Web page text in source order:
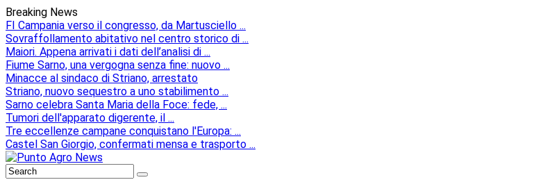
Breaking News
FI Campania verso il congresso, da Martusciello ...
Sovraffollamento abitativo nel centro storico di ...
Maiori. Appena arrivati i dati dell’analisi di ...
Fiume Sarno, una vergogna senza fine: nuovo ...
Minacce al sindaco di Striano, arrestato
Striano, nuovo sequestro a uno stabilimento ...
Sarno celebra Santa Maria della Foce: fede, ...
Tumori dell'apparato digerente, il ...
Tre eccellenze campane conquistano l'Europa: ...
Castel San Giorgio, confermati mensa e trasporto ...